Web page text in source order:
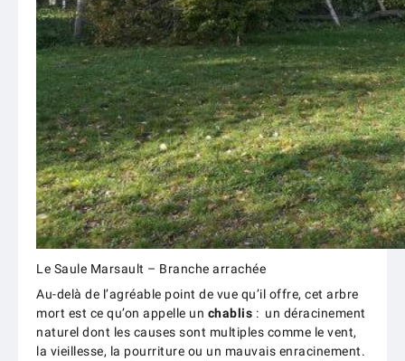
Le Saule Marsault – Branche arrachée
Au-delà de l’agréable point de vue qu’il offre, cet arbre
mort est ce qu’on appelle un chablis : un déracinement
naturel dont les causes sont multiples comme le vent,
la vieillesse, la pourriture ou un mauvais enracinement.